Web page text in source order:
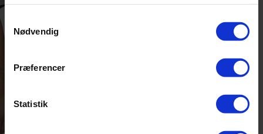
Nødvendig
Præferencer
Statistik